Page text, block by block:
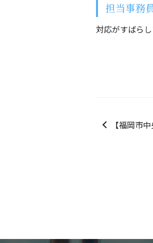
担当事務
対応がすばら
【福岡市